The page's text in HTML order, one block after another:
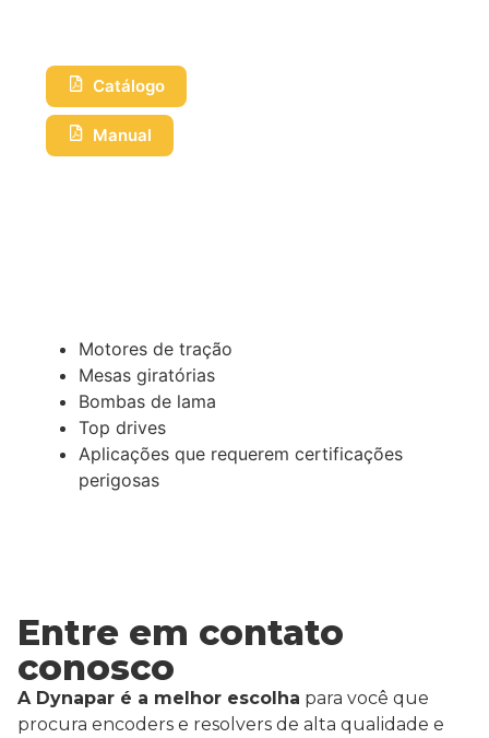
Catálogo
Manual
Motores de tração
Mesas giratórias
Bombas de lama
Top drives
Aplicações que requerem certificações
perigosas
Entre em contato
conosco
A Dynapar é a melhor escolha para você que
procura encoders e resolvers de alta qualidade e